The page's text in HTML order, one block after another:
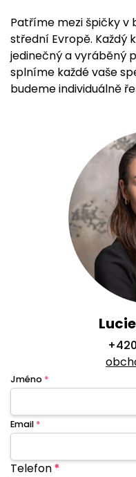
Patříme mezi špičky
střední Evropě. Každý
jedinečný a vyráběný
splníme každé vaše
budeme individuálně
Jméno *
Email *
Telefon*